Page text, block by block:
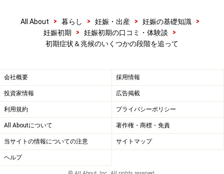
All About > 暮らし > 妊娠・出産 > 妊娠の基礎知識
>
妊娠初期
> 妊娠初期の口コミ・体験談
>
初期症状＆兆候のいくつかの段階を追って
会社概要 採用情報
投資家情報 広告掲載
利用規約 プライバシーポリシー
All Aboutについて 著作権・商標・免責
当サイトの情報についての注意 サイトマップ
ヘルプ